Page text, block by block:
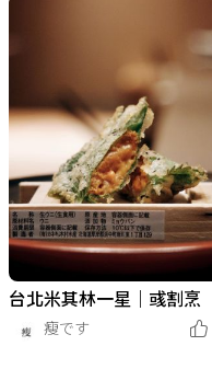
台北米其林一星｜彧割烹
瘦です